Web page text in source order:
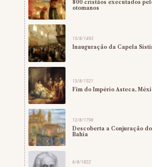
800 cristãos executados
otomanos
15/8/1493
Inauguração da Capela
13/8/1521
Fim do Império Asteca,
12/8/1798
Descoberta a Conjuração
Bahia
6/8/1822